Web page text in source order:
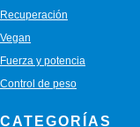
Recuperación
Vegan
Fuerza y potencia
Control de peso
CATEGORÍAS